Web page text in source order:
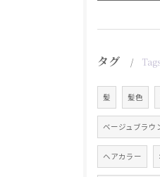
タグ
髪 髪色
ベージュブラウ
ヘアカラー